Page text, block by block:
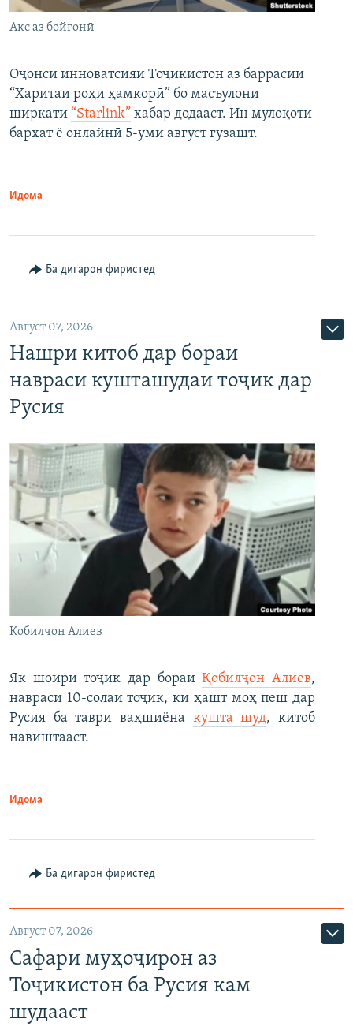
Акс аз бойгонӣ
Оҷонси инноватсияи Тоҷикистон аз баррасии
“Харитаи роҳи ҳамкорӣ” бо масъулони
ширкати “Starlink” хабар додааст. Ин мулоқоти
бархат ё онлайнӣ 5-уми август гузашт.
Идома
Ба дигарон фиристед
Август 07, 2026
Нашри китоб дар бораи
навраси кушташудаи тоҷик дар
Русия
Қобилҷон Алиев
Як шоири тоҷик дар бораиҚобилҷон Алиев,
навраси 10-солаи тоҷик, ки ҳашт моҳ пеш дар
Русия ба таври ваҳшиёна кушта шуд, китоб
навиштааст.
Идома
Ба дигарон фиристед
Август 07, 2026
Сафари муҳоҷирон аз
Тоҷикистон ба Русия кам
шудааст